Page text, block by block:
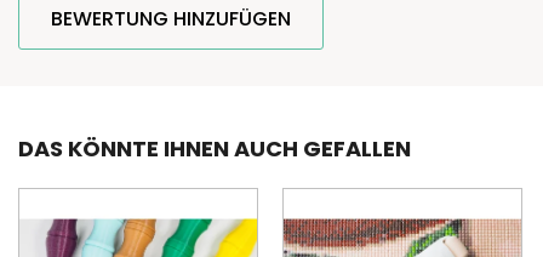
BEWERTUNG HINZUFÜGEN
DAS KÖNNTE IHNEN AUCH GEFALLEN